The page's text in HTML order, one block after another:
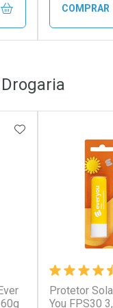
COMPRAR
Ativar
Por
ADICIONAR AOS
Protetor
You FPS30